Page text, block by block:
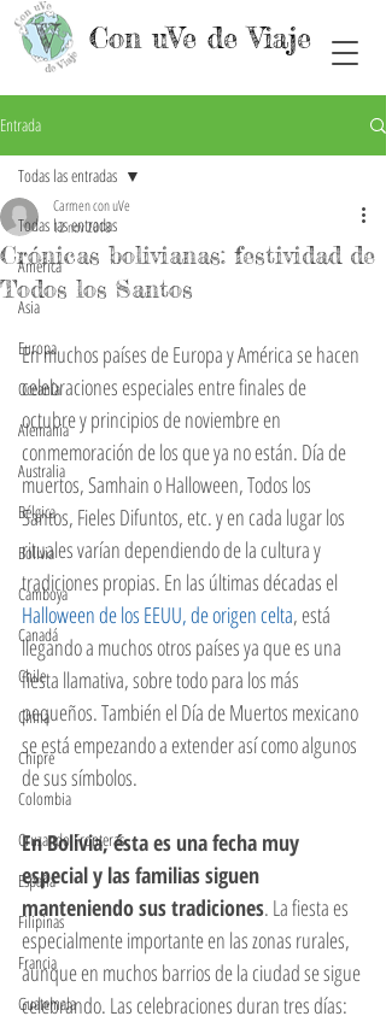
Con uVe de Viaje
Entrada
Todas las entradas
América
Asia
Europa
Oceanía
Alemania
Australia
Bélgica
Bolivia
Camboya
Canadá
Chile
China
Chipre
Colombia
Cruzando Fronteras
España
Filipinas
Francia
Guatemala
Todas las entradas
Crónicas bolivianas: festividad de
Todos los Santos
Carmen con uVe
12 nov 2018
En muchos países de Europa y América se hacen
celebraciones especiales entre finales de
octubre y principios de noviembre en
conmemoración de los que ya no están. Día de
muertos, Samhain o Halloween, Todos los
Santos, Fieles Difuntos, etc. y en cada lugar los
rituales varían dependiendo de la cultura y
tradiciones propias. En las últimas décadas el
Halloween de los EEUU, de origen celta, está
llegando a muchos otros países ya que es una
fiesta llamativa, sobre todo para los más
pequeños. También el Día de Muertos mexicano
se está empezando a extender así como algunos
de sus símbolos.
En Bolivia, ésta es una fecha muy
especial y las familias siguen
manteniendo sus tradiciones. La fiesta es
especialmente importante en las zonas rurales,
aunque en muchos barrios de la ciudad se sigue
celebrando. Las celebraciones duran tres días: